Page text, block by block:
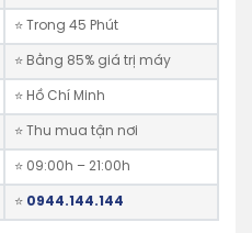
⭐️ Trong 45 Phút
⭐️ Bằng 85% giá trị máy
⭐ Hồ Chí Minh
⭐ Thu mua tận nơi
⭐️ 09:00h – 21:00h
⭐️ 0944.144.144